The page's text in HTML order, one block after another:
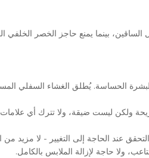
المرتفعة بارتفاع 8 سم بشكل مريح حول الساقين،
الحساسة. يُطلق الغشاء
ولكن ليست ضيقة، ولا تترك أي علامات
عند الحاجة إلى التغيير - لا مزيد من
ولا حاجة لإزالة الملابس بالكامل.